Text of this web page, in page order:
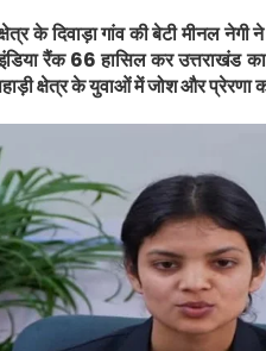
के दिवाड़ा गांव की बेटी मीनल
रैंक 66 हासिल कर उत्तराखंड
क्षेत्र के युवाओं में जोश और प्रेरणा